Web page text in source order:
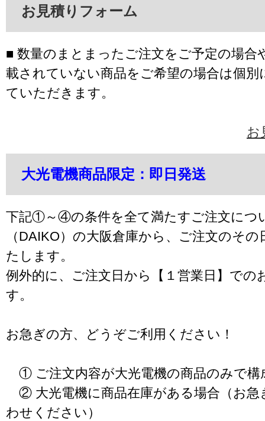
お見積りフォーム
■ 数量のまとまったご注文をご予定の場合
載されていない商品をご希望の場合は個別
ていただきます。
お
大光電機商品限定：即日発送
下記①～④の条件を全て満たすご注文につ
（DAIKO）の大阪倉庫から、ご注文のそ
たします。
例外的に、ご注文日から【１営業日】での
す。
お急ぎの方、どうぞご利用ください！
① ご注文内容が大光電機の商品のみで構
② 大光電機に商品在庫がある場合（お急
わせください）